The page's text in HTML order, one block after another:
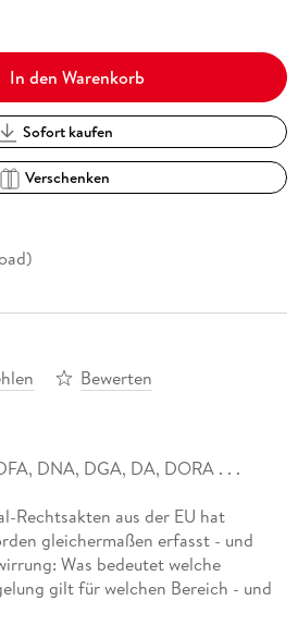
In den Warenkorb
Sofort kaufen
Verschenken
Bewerten
Rechtsakten aus der EU hat
gleichermaßen erfasst - und
Was bedeutet welche
gilt für welchen Bereich - und